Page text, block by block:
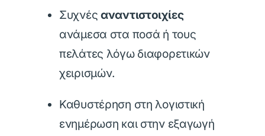
Συχνές αναντιστοιχίες
ανάμεσα στα ποσά ή τους
πελάτες λόγω διαφορετικών
χειρισμών.
Καθυστέρηση στη λογιστική
ενημέρωση και στην εξαγωγή